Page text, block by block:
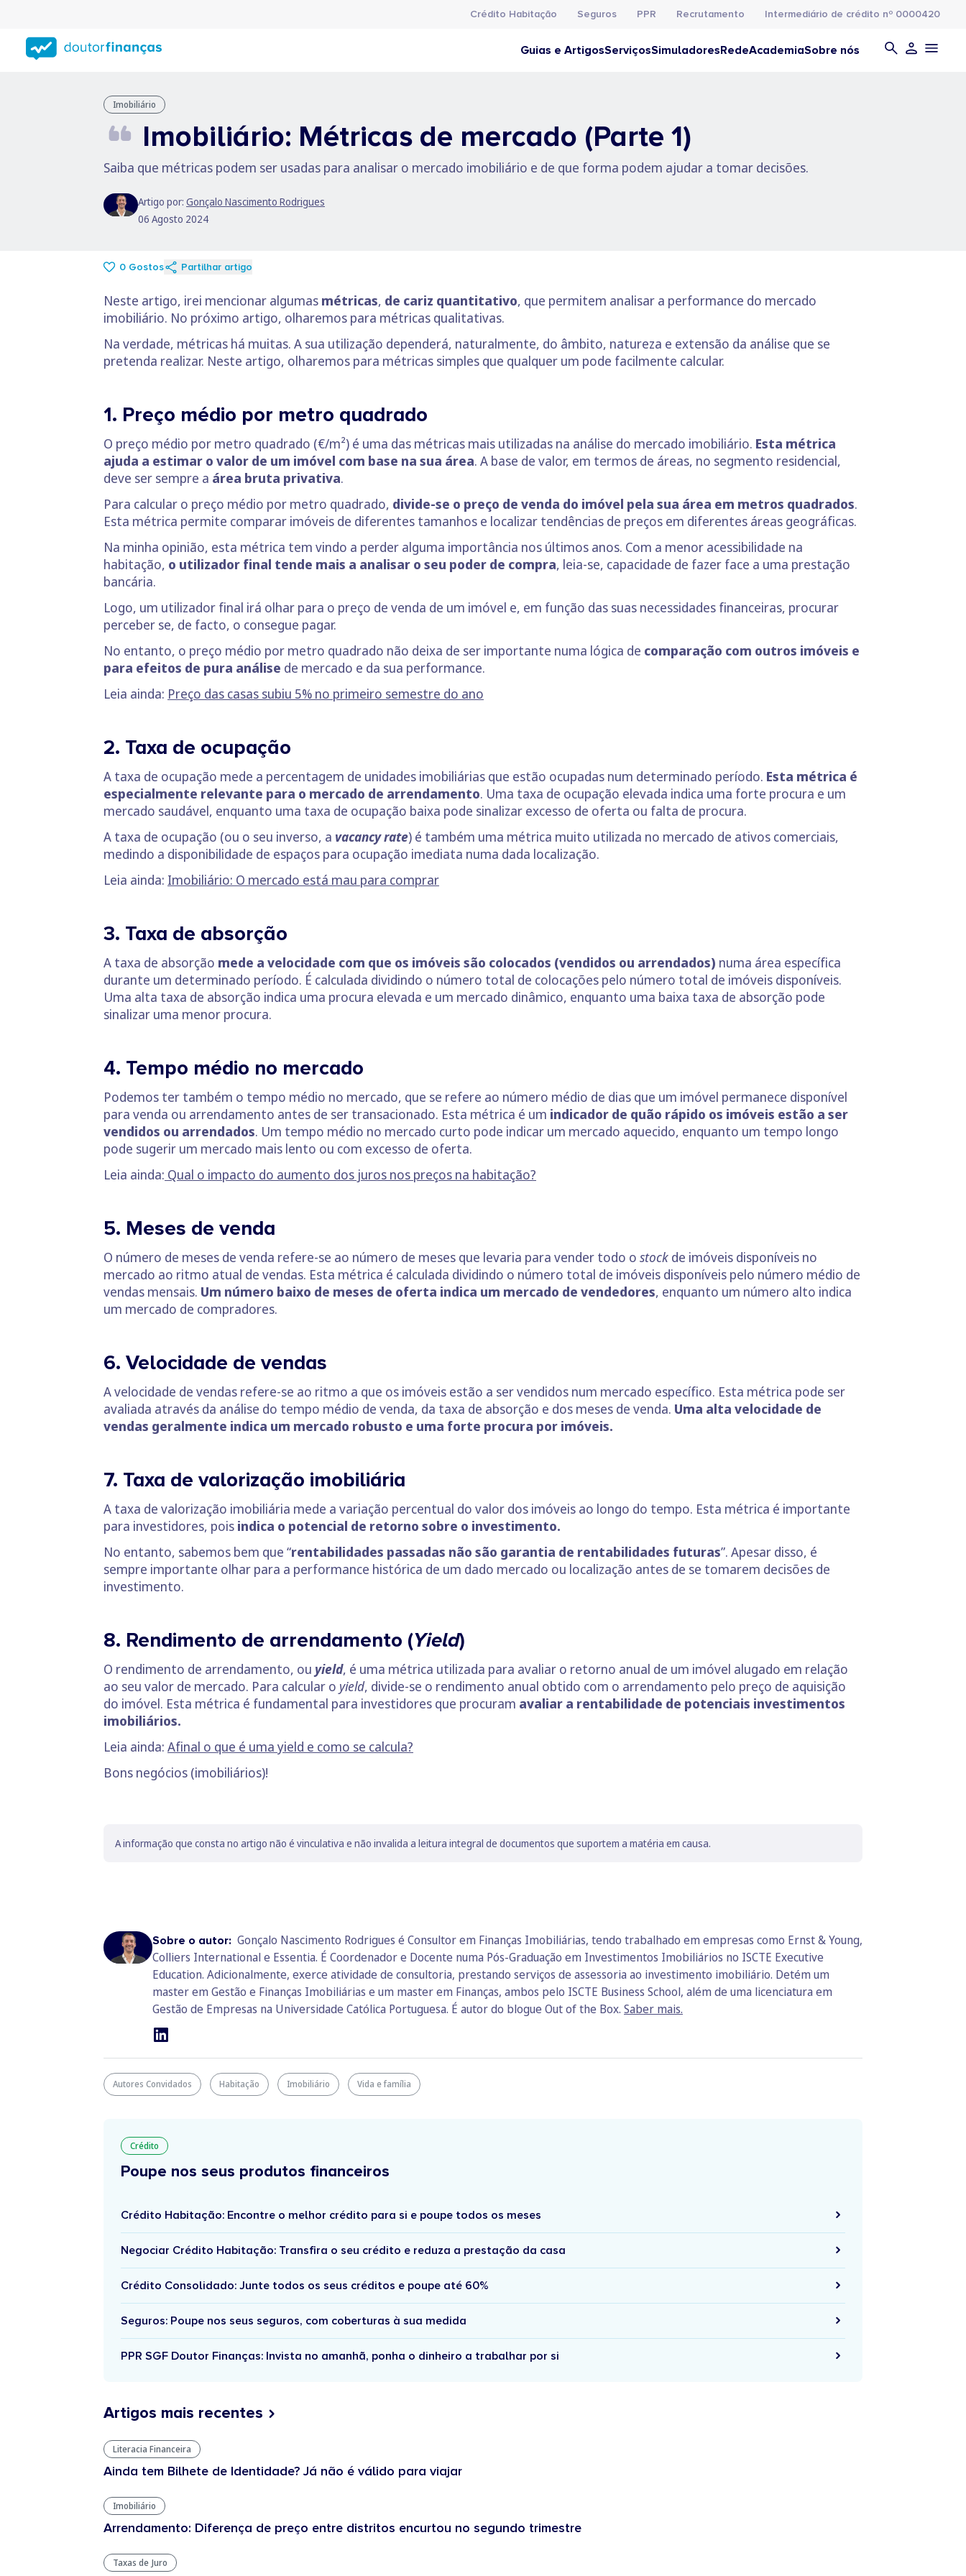
conteúdo
principal
Crédito Habitação Seguros PPR Recrutamento Intermediário de crédito nº 0000420
Guias e ArtigosServiçosSimuladoresRedeAcademiaSobre nós
Imobiliário
Imobiliário: Métricas de mercado (Parte 1)
Saiba que métricas podem ser usadas para analisar o mercado imobiliário e de que forma podem ajudar a tomar decisões.
Artigo por: Gonçalo Nascimento Rodrigues
06 Agosto 2024
0 Gostos Partilhar artigo
Neste artigo, irei mencionar algumas métricas, de cariz quantitativo, que permitem analisar a performance do mercado
imobiliário. No próximo artigo, olharemos para métricas qualitativas.
Na verdade, métricas há muitas. A sua utilização dependerá, naturalmente, do âmbito, natureza e extensão da análise que se
pretenda realizar. Neste artigo, olharemos para métricas simples que qualquer um pode facilmente calcular.
1. Preço médio por metro quadrado
O preço médio por metro quadrado (€/m²) é uma das métricas mais utilizadas na análise do mercado imobiliário. Esta métrica
ajuda a estimar o valor de um imóvel com base na sua área. A base de valor, em termos de áreas, no segmento residencial,
deve ser sempre a área bruta privativa.
Para calcular o preço médio por metro quadrado, divide-se o preço de venda do imóvel pela sua área em metros quadrados.
Esta métrica permite comparar imóveis de diferentes tamanhos e localizar tendências de preços em diferentes áreas geográficas.
Na minha opinião, esta métrica tem vindo a perder alguma importância nos últimos anos. Com a menor acessibilidade na
habitação, o utilizador final tende mais a analisar o seu poder de compra, leia-se, capacidade de fazer face a uma prestação
bancária.
Logo, um utilizador final irá olhar para o preço de venda de um imóvel e, em função das suas necessidades financeiras, procurar
perceber se, de facto, o consegue pagar.
No entanto, o preço médio por metro quadrado não deixa de ser importante numa lógica de comparação com outros imóveis e
para efeitos de pura análise de mercado e da sua performance.
Leia ainda: Preço das casas subiu 5% no primeiro semestre do ano
2. Taxa de ocupação
A taxa de ocupação mede a percentagem de unidades imobiliárias que estão ocupadas num determinado período. Esta métrica é
especialmente relevante para o mercado de arrendamento. Uma taxa de ocupação elevada indica uma forte procura e um
mercado saudável, enquanto uma taxa de ocupação baixa pode sinalizar excesso de oferta ou falta de procura.
A taxa de ocupação (ou o seu inverso, a vacancy rate) é também uma métrica muito utilizada no mercado de ativos comerciais,
medindo a disponibilidade de espaços para ocupação imediata numa dada localização.
Leia ainda: Imobiliário: O mercado está mau para comprar
3. Taxa de absorção
A taxa de absorção mede a velocidade com que os imóveis são colocados (vendidos ou arrendados) numa área específica
durante um determinado período. É calculada dividindo o número total de colocações pelo número total de imóveis disponíveis.
Uma alta taxa de absorção indica uma procura elevada e um mercado dinâmico, enquanto uma baixa taxa de absorção pode
sinalizar uma menor procura.
4. Tempo médio no mercado
Podemos ter também o tempo médio no mercado, que se refere ao número médio de dias que um imóvel permanece disponível
para venda ou arrendamento antes de ser transacionado. Esta métrica é um indicador de quão rápido os imóveis estão a ser
vendidos ou arrendados. Um tempo médio no mercado curto pode indicar um mercado aquecido, enquanto um tempo longo
pode sugerir um mercado mais lento ou com excesso de oferta.
Leia ainda: Qual o impacto do aumento dos juros nos preços na habitação?
5. Meses de venda
O número de meses de venda refere-se ao número de meses que levaria para vender todo o stock de imóveis disponíveis no
mercado ao ritmo atual de vendas. Esta métrica é calculada dividindo o número total de imóveis disponíveis pelo número médio de
vendas mensais. Um número baixo de meses de oferta indica um mercado de vendedores, enquanto um número alto indica
um mercado de compradores.
6. Velocidade de vendas
A velocidade de vendas refere-se ao ritmo a que os imóveis estão a ser vendidos num mercado específico. Esta métrica pode ser
avaliada através da análise do tempo médio de venda, da taxa de absorção e dos meses de venda. Uma alta velocidade de
vendas geralmente indica um mercado robusto e uma forte procura por imóveis.
7. Taxa de valorização imobiliária
A taxa de valorização imobiliária mede a variação percentual do valor dos imóveis ao longo do tempo. Esta métrica é importante
para investidores, pois indica o potencial de retorno sobre o investimento.
No entanto, sabemos bem que “rentabilidades passadas não são garantia de rentabilidades futuras”. Apesar disso, é
sempre importante olhar para a performance histórica de um dado mercado ou localização antes de se tomarem decisões de
investimento.
8. Rendimento de arrendamento (Yield)
O rendimento de arrendamento, ou yield, é uma métrica utilizada para avaliar o retorno anual de um imóvel alugado em relação
ao seu valor de mercado. Para calcular o yield, divide-se o rendimento anual obtido com o arrendamento pelo preço de aquisição
do imóvel. Esta métrica é fundamental para investidores que procuram avaliar a rentabilidade de potenciais investimentos
imobiliários.
Leia ainda: Afinal o que é uma yield e como se calcula?
Bons negócios (imobiliários)!
A informação que consta no artigo não é vinculativa e não invalida a leitura integral de documentos que suportem a matéria em causa.
Sobre o autor: Gonçalo Nascimento Rodrigues é Consultor em Finanças Imobiliárias, tendo trabalhado em empresas como Ernst & Young,
Colliers International e Essentia. É Coordenador e Docente numa Pós-Graduação em Investimentos Imobiliários no ISCTE Executive
Education. Adicionalmente, exerce atividade de consultoria, prestando serviços de assessoria ao investimento imobiliário. Detém um
master em Gestão e Finanças Imobiliárias e um master em Finanças, ambos pelo ISCTE Business School, além de uma licenciatura em
Gestão de Empresas na Universidade Católica Portuguesa. É autor do blogue Out of the Box. Saber mais.
Autores Convidados Habitação Imobiliário Vida e família
Crédito
Poupe nos seus produtos financeiros
Crédito Habitação: Encontre o melhor crédito para si e poupe todos os meses
Negociar Crédito Habitação: Transfira o seu crédito e reduza a prestação da casa
Crédito Consolidado: Junte todos os seus créditos e poupe até 60%
Seguros: Poupe nos seus seguros, com coberturas à sua medida
PPR SGF Doutor Finanças: Invista no amanhã, ponha o dinheiro a trabalhar por si
Artigos mais recentes
Literacia Financeira
Ainda tem Bilhete de Identidade? Já não é válido para viajar
Imobiliário
Arrendamento: Diferença de preço entre distritos encurtou no segundo trimestre
Taxas de Juro